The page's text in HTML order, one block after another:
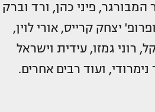
המבורגר, פיני כהן, ורד וברק
יצחק קרייס, אורי לוין,
רוני גמזו, עידית וישראל
נימרודי, ועוד רבים אחרים.